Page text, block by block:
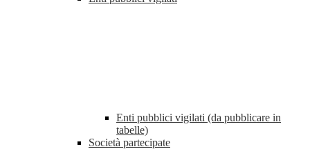
Enti pubblici vigilati (da pubblicare in
tabelle)
Società partecipate